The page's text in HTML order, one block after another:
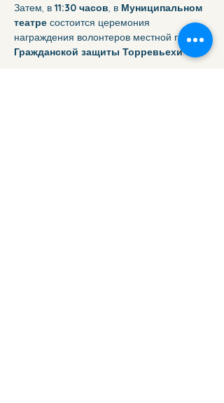
Затем, в 11:30 часов , в Муниципальном
театре состоится церемония
награждения волонтеров местной группы
Гражданской защиты Торревьехи.